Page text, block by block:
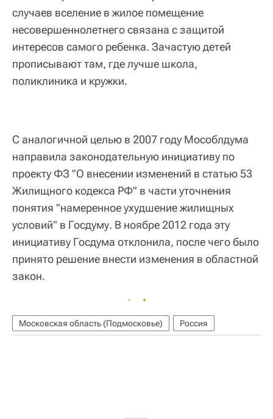
случаев вселение в жилое помещение
несовершеннолетнего связана с защитой
интересов самого ребенка. Зачастую детей
прописывают там, где лучше школа,
поликлиника и кружки.
С аналогичной целью в 2007 году Мособлдума
направила законодательную инициативу по
проекту ФЗ "О внесении изменений в статью 53
Жилищного кодекса РФ" в части уточнения
понятия "намеренное ухудшение жилищных
условий" в Госдуму. В ноябре 2012 года эту
инициативу Госдума отклонила, после чего было
принято решение внести изменения в областной
закон.
Московская область (Подмосковье) Россия